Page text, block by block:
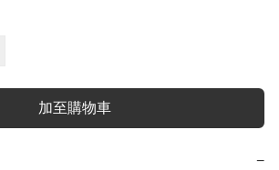
加至購物車
−